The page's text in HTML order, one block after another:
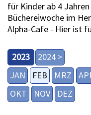
für Kinder ab 4
Büchereiwoche im
Alpha-Cafe - Hier ist
2023
2024 >
JAN
FEB MRZ
OKT
NOV DEZ